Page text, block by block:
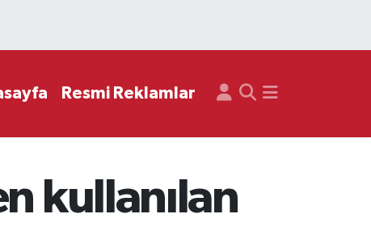
Resmi Reklamlar
kullanılan